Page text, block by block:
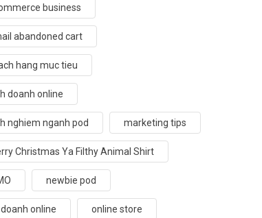
business
abandoned cart
hang muc tieu
doanh online
nghiem nganh pod marketing tips
Christmas Ya Filthy Animal Shirt
newbie pod
online online store